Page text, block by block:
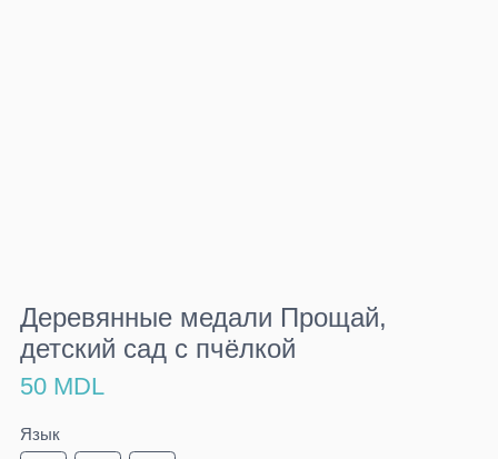
Деревянные медали Прощай,
детский сад с пчёлкой
50 MDL
Язык